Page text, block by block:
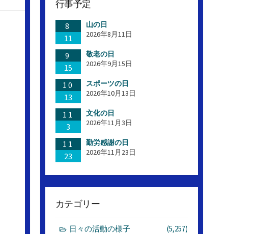
行事予定
8
11
山の日
2026年8月11日
9
15
敬老の日
2026年9月15日
10
13
スポーツの日
2026年10月13日
11
3
文化の日
2026年11月3日
11
23
勤労感謝の日
2026年11月23日
カテゴリー
日々の活動の様子 (5,257)